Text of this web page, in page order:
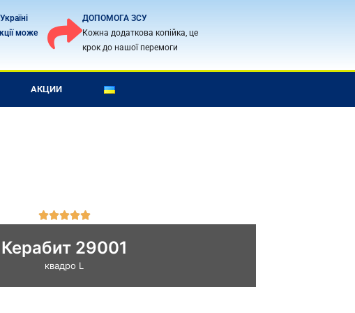
може
ДОПОМОГА ЗСУ
Кожна додаткова копійка, це
крок до нашої перемоги
АКЦИИ
О
е
а
Керабит 29001
квадро L